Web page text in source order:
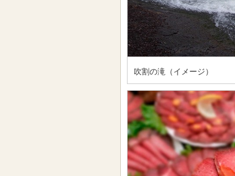
吹割の滝（イメージ）